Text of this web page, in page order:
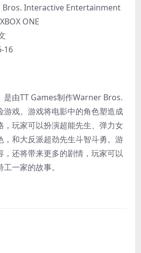
Bros. Interactive Entertainment
ONE
16
是由TT Games制作Warner Bros.
游戏。游戏将电影中的角色塑造成
，玩家可以扮演超能先生、弹力女
，和大反派超劲先生斗智斗勇。游
，还将带来更多的剧情，玩家可以
一家的故事。